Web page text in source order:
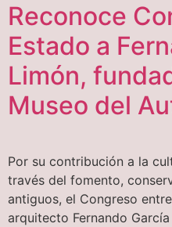
Reconoce
Estado a
Limón,
Museo del
Por su contribución a la
través del fomento,
antiguos, el Congreso
arquitecto Fernando